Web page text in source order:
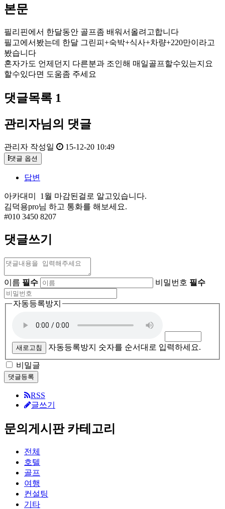
본문
필리핀에서 한달동안 골프좀 배워서올려고합니다
필고에서봤는데 한달 그린피+숙박+식사+차량+220만이라고
봤습니다
혼자가도 언제던지 다른분과 조인해 매일골프할수있는지요
할수있다면 도움좀 주세요
댓글목록 1
관리자님의 댓글
관리자 작성일 15-12-20 10:49
댓글 옵션
답변
아카대미 1월 마감된걸로 알고있습니다.
김덕용pro님 하고 통화를 해보세요.
#010 3450 8207
댓글쓰기
이름 필수 비밀번호 필수
자동등록방지
새로고침 자동등록방지 숫자를 순서대로 입력하세요.
비밀글
댓글등록
RSS
글쓰기
문의게시판 카테고리
전체
호텔
골프
여행
컨설팅
기타